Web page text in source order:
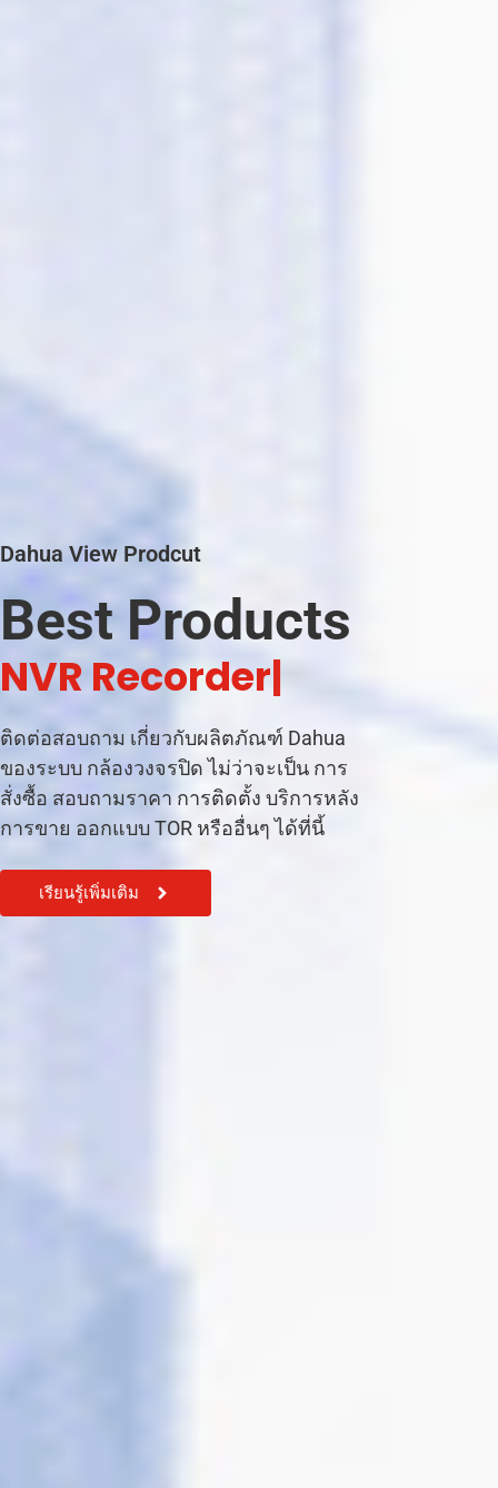
Dahua View Prodcut
Best Products
C|
ติดต่อสอบถาม เกี่ยวกับผลิตภัณฑ์ Dahua
ของระบบ กล้องวงจรปิด ไม่ว่าจะเป็น การ
สั่งซื้อ สอบถามราคา การติดตั้ง บริการหลัง
การขาย ออกแบบ TOR หรืออื่นๆ ได้ที่นี้
เรียนรู้เพิ่มเติม